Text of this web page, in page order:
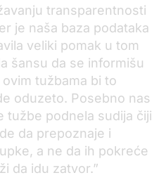
transparentnosti
je naša baza podataka
veliki pomak u tom
šansu da se informišu
tužbama bi to
oduzeto. Posebno nas
tužbe podnela sudija čiji
da prepoznaje i
a ne da ih pokreće
da idu zatvor.”